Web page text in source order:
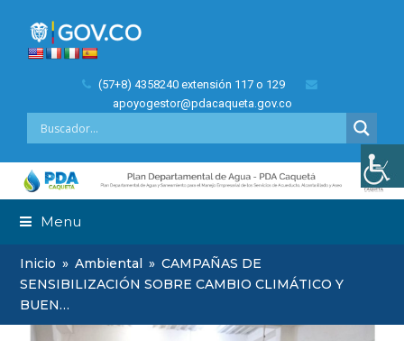
(57+8) 4358240 extensión 117 o 129
apoyogestor@pdacaqueta.gov.co
Menu
Inicio » Ambiental » CAMPAÑAS DE
SENSIBILIZACIÓN SOBRE CAMBIO CLIMÁTICO Y
BUEN…